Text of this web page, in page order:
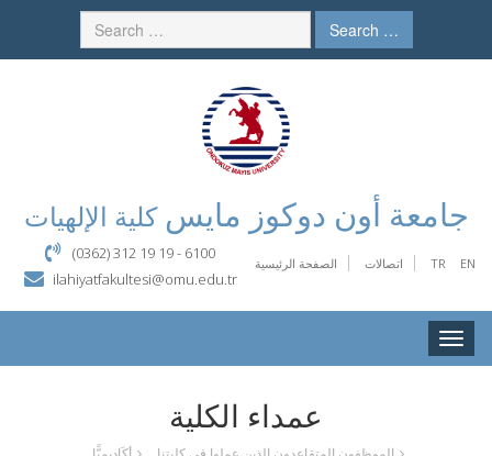
Search …
جامعة أون دوكوز مايسكلية الإلهيات
الصفحة الرئيسية اتصالات TR EN
(0362) 312 19 19 - 6100
ilahiyatfakultesi@omu.edu.tr
Toggle
عمداء الكلية
أكَادِيمِيًّا الموظفون المتقاعدون الذين عملوا في كليتنا